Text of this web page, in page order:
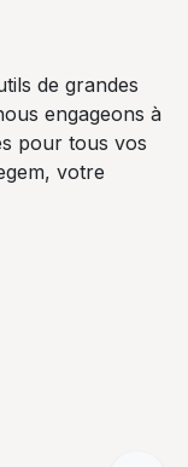
de grandes
engageons à
pour tous vos
votre